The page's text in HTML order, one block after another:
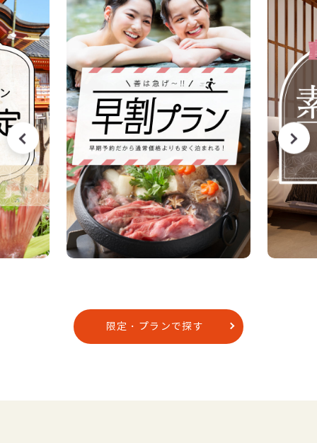
限定・プランで探す